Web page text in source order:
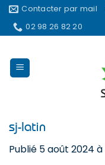
Passer
contenu
Contacter par mail
02 98 26 82 20
sj-latin
Publié 5 août 2024 à